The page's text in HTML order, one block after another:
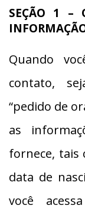
SEÇÃO 1 –
Quando
contato,
“pedido de
as
fornece, tais
data de
você